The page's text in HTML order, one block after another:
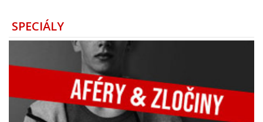
SPECIÁLY